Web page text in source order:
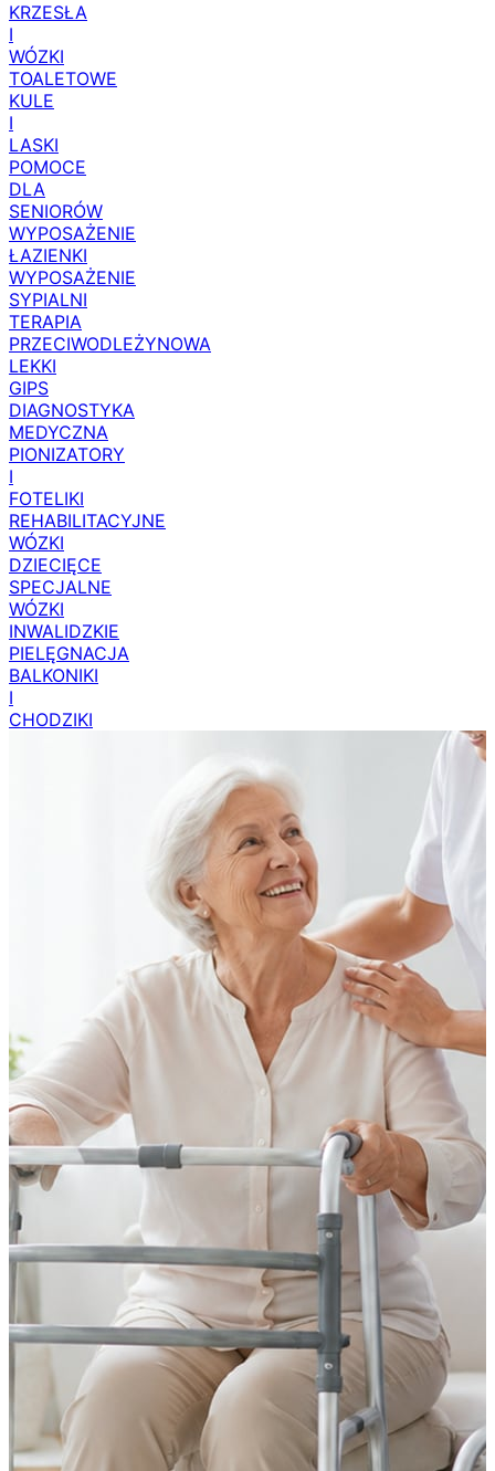
KRZESŁA
I
WÓZKI
TOALETOWE
KULE
I
LASKI
POMOCE
DLA
SENIORÓW
WYPOSAŻENIE
ŁAZIENKI
WYPOSAŻENIE
SYPIALNI
TERAPIA
PRZECIWODLEŻYNOWA
LEKKI
GIPS
DIAGNOSTYKA
MEDYCZNA
PIONIZATORY
I
FOTELIKI
REHABILITACYJNE
WÓZKI
DZIECIĘCE
SPECJALNE
WÓZKI
INWALIDZKIE
PIELĘGNACJA
BALKONIKI
I
CHODZIKI